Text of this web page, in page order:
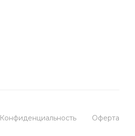
Конфиденциальность Оферта